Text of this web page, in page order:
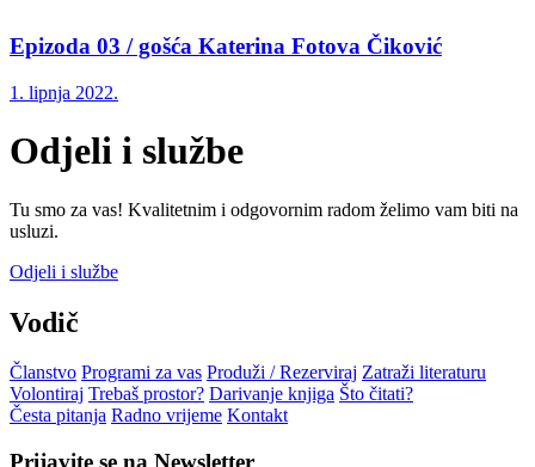
Epizoda 03 / gošća Katerina Fotova Čiković
1. lipnja 2022.
Odjeli i službe
Tu smo za vas! Kvalitetnim i odgovornim radom želimo vam biti na
usluzi.
Odjeli i službe
Vodič
Članstvo Programi za vas Produži / Rezerviraj Zatraži literaturu
Volontiraj Trebaš prostor? Darivanje knjiga Što čitati?
Česta pitanja Radno vrijeme Kontakt
Prijavite se na Newsletter